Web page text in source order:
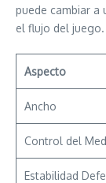
puede cambiar a
el flujo del juego.
Aspecto
Ancho
Control del
Estabilidad